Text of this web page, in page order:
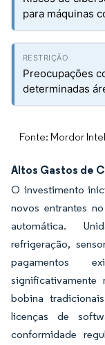
para máquinas
Preocupações
determinadas
Fonte: Mordor
Altos Gastos de
O investimento
novos entrantes
automática.
refrigeração,
pagamentos
bobina
licenças de
conformidade